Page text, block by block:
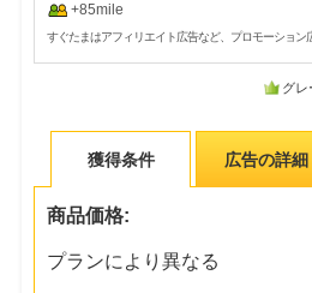
+85mile
すぐたまはアフィリエイト広告など、プロモーション
グレ
獲得条件 広告の詳細
商品価格:
プランにより異なる